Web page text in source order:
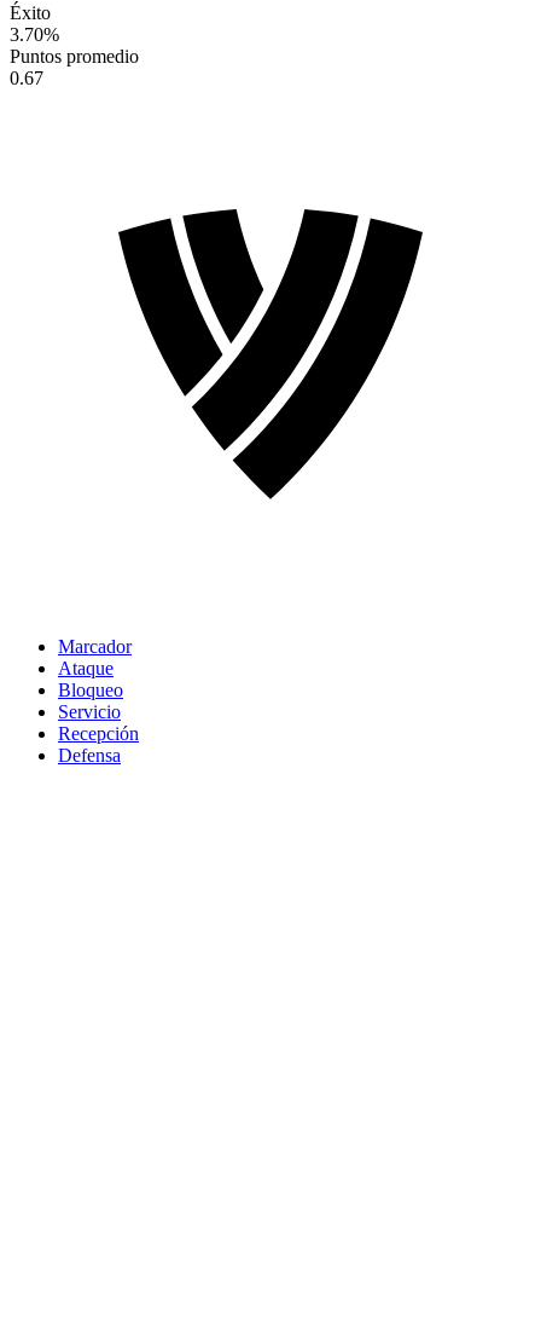
Éxito
3.70%
Puntos promedio
0.67
Marcador
Ataque
Bloqueo
Servicio
Recepción
Defensa